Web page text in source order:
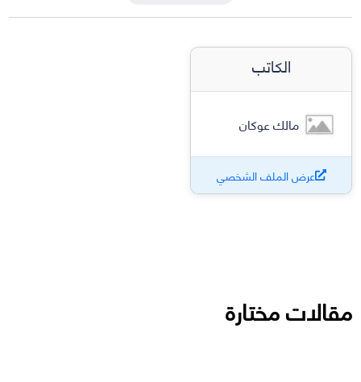
الكاتب
مالك عوكان
عرض الملف الشخصي
مقالات مختارة